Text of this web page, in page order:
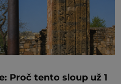
Proč tento sloup už 1